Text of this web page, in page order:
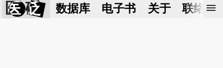
医 砭 数据库 电子书 关于 联络我
menu